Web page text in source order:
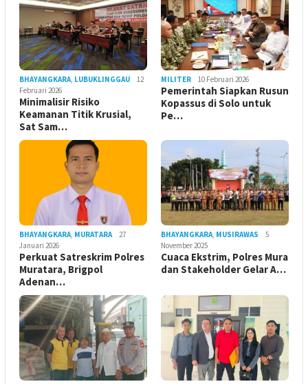
BHAYANGKARA, LUBUKLINGGAU
12
Februari 2026
Minimalisir Risiko
Keamanan Titik Krusial,
Sat Sam…
MILITER 10 Februari 2026
Pemerintah Siapkan Rusun
Kopassus di Solo untuk
Pe…
BHAYANGKARA, MURATARA
27
Januari 2026
Perkuat Satreskrim Polres
Muratara, Brigpol
Adenan…
BHAYANGKARA, MUSIRAWAS
5
November 2025
Cuaca Ekstrim, Polres Mura
dan Stakeholder Gelar A…